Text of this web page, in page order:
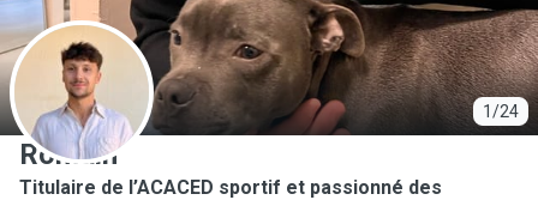
1/24
R
Romain
Titulaire de l’ACACED sportif et passionné des